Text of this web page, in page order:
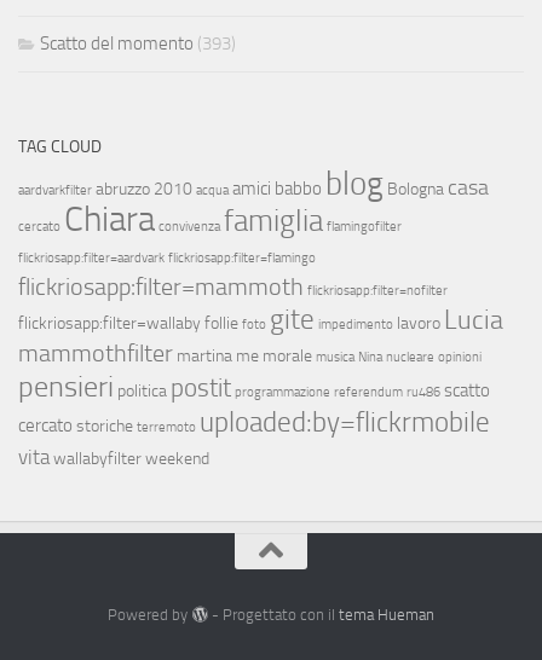
Scatto del momento (393)
TAG CLOUD
aardvarkfilter abruzzo 2010 acqua amici babbo blog Bologna casa
cercato Chiara convivenza famiglia flamingofilter
flickriosapp:filter=aardvark flickriosapp:filter=flamingo
flickriosapp:filter=mammoth flickriosapp:filter=nofilter
flickriosapp:filter=wallaby follie foto gite impedimento lavoro Lucia
mammothfilter martina me morale musica Nina nucleare opinioni
pensieri politica postit programmazione referendum ru486 scatto
cercato storiche terremoto uploaded:by=flickrmobile
vitawallabyfilterweekend
Powered by - Progettato con il tema Hueman